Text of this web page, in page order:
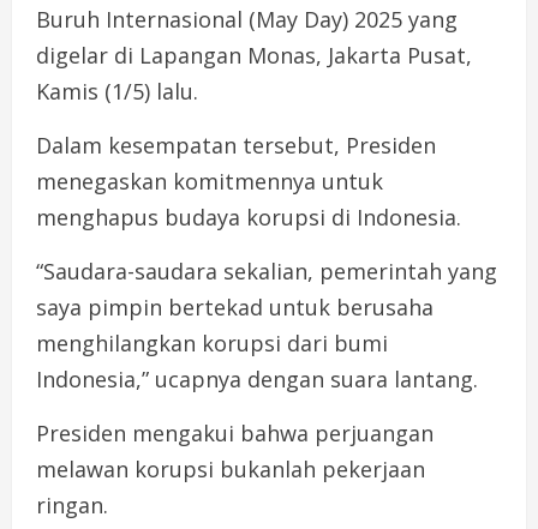
Buruh Internasional (May Day) 2025 yang
digelar di Lapangan Monas, Jakarta Pusat,
Kamis (1/5) lalu.
Dalam kesempatan tersebut, Presiden
menegaskan komitmennya untuk
menghapus budaya korupsi di Indonesia.
“Saudara-saudara sekalian, pemerintah yang
saya pimpin bertekad untuk berusaha
menghilangkan korupsi dari bumi
Indonesia,” ucapnya dengan suara lantang.
Presiden mengakui bahwa perjuangan
melawan korupsi bukanlah pekerjaan
ringan.